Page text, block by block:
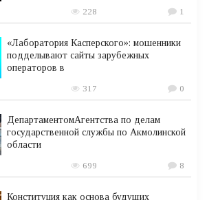
228 1
«Лаборатория Касперского»: мошенники
подделывают сайты зарубежных
операторов в
317 0
ДепартаментомАгентства по делам
государственной службы по Акмолинской
области
699 8
Конституция как основа будущих